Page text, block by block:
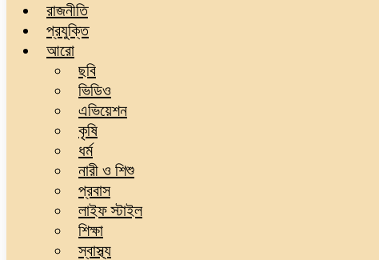
রাজনীতি
প্রযুক্তি
আরো
ছবি
ভিডিও
এভিয়েশন
কৃষি
ধর্ম
নারী ও শিশু
প্রবাস
লাইফ স্টাইল
শিক্ষা
স্বাস্থ্য